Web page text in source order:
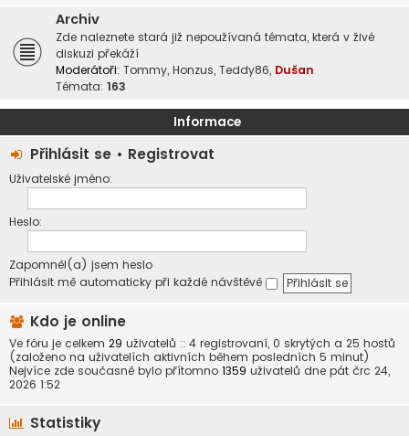
Archiv
Zde naleznete stará již nepoužívaná témata, která v živé
diskuzi překáží
Moderátoři: Tommy, Honzus, Teddy86, Dušan
Témata: 163
Informace
Přihlásit se • Registrovat
Uživatelské jméno:
Heslo:
Zapomněl(a) jsem heslo
Přihlásit mě automaticky při každé návštěvě
Kdo je online
Ve fóru je celkem 29 uživatelů :: 4 registrovaní, 0 skrytých a 25 hostů
(založeno na uživatelích aktivních během posledních 5 minut)
Nejvíce zde současně bylo přítomno 1359 uživatelů dne pát črc 24,
2026 1:52
Statistiky